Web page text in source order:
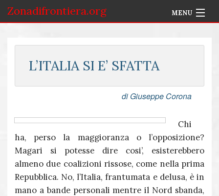
Zonadifrontiera.org MENU
L’ITALIA SI E’ SFATTA
di Giuseppe Corona
Chi
ha, perso la maggioranza o l’opposizione?
Magari si potesse dire cosi’, esisterebbero
almeno due coalizioni rissose, come nella prima
Repubblica. No, l’Italia, frantumata e delusa, è in
mano a bande personali mentre il Nord sbanda,